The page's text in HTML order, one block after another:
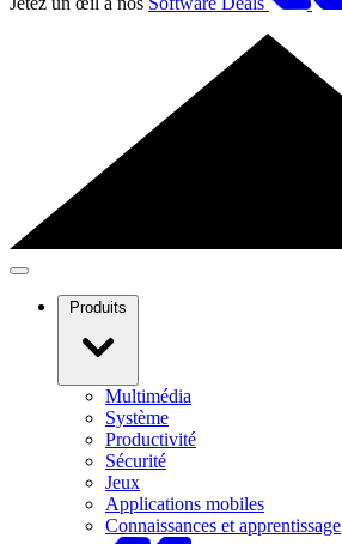
Produits
Multimédia
Système
Productivité
Sécurité
Jeux
Applications mobiles
Connaissances et apprentissage